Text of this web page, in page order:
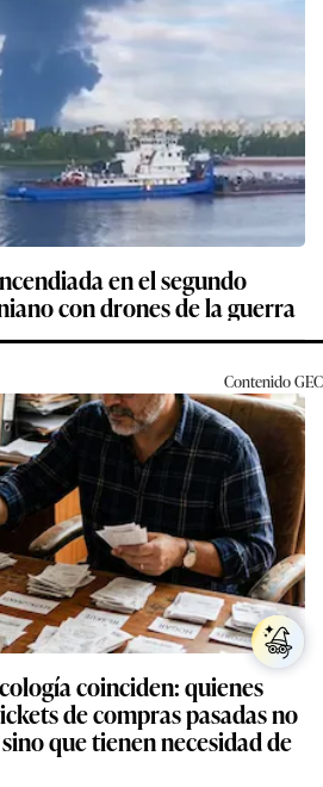
en el segundo
con drones de la guerra
ContenidoGEC
coinciden: quienes
de compras pasadas no
que tienen necesidad de